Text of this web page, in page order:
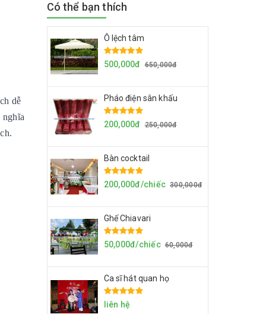
dễ
nghĩa
Có thể bạn thích
Ô lệch tâm
500,000đ 650,000đ
Pháo điện sân khấu
200,000đ 250,000đ
Bàn cocktail
200,000đ/chiếc 300,000đ
Ghế Chiavari
50,000đ/chiếc 60,000đ
Ca sĩ hát quan họ
liên hệ